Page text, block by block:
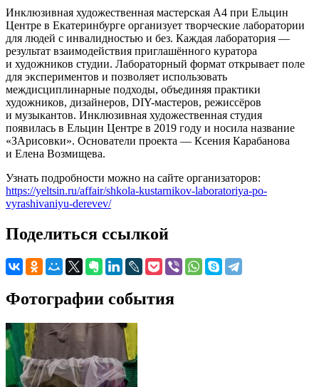
Инклюзивная художественная мастерская А4 при Ельцин
Центре в Екатеринбурге организует творческие лаборатории
для людей с инвалидностью и без. Каждая лаборатория —
результат взаимодействия приглашённого куратора
и художников студии. Лабораторный формат открывает поле
для экспериментов и позволяет использовать
междисциплинарные подходы, объединяя практики
художников, дизайнеров, DIY-мастеров, режиссёров
и музыкантов. Инклюзивная художественная студия
появилась в Ельцин Центре в 2019 году и носила название
«ЗАрисовки». Основатели проекта — Ксения Карабанова
и Елена Возмищева.
Узнать подробности можно на сайте организаторов:
https://yeltsin.ru/affair/shkola-kustarnikov-laboratoriya-po-
vyrashivaniyu-derevev/
Поделиться ссылкой
Фотографии события